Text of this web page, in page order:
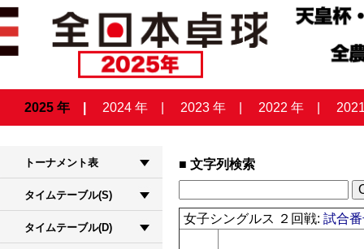
2025 年 2024 年 2023 年 2022 年
トーナメント表
タイムテーブル(S)
タイムテーブル(D)
文字列検索
女子シングルス ２回戦:試合